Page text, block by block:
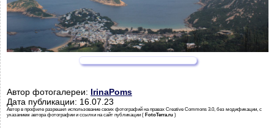
Автор фотогалереи: IrinaPoms
Дата публикации: 16.07.23
Автор в профиле разрешил использование своих фотографий на правах Creative Commons 3.0, без модификации, с
указанием автора фотографии и ссылки на сайт публикации ( FotoTerra.ru )